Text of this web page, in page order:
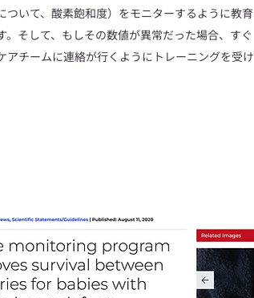
ついて、酸素飽和度）をモニターするように教育
。そして、もしその数値が異常だった場合、すぐ
アチームに連絡が行くようにトレーニングを受け